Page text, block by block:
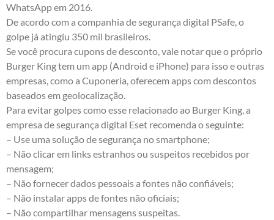
WhatsApp em 2016.
De acordo com a companhia de segurança digital PSafe, o
golpe já atingiu 350 mil brasileiros.
Se você procura cupons de desconto, vale notar que o próprio
Burger King tem um app (Android e iPhone) para isso e outras
empresas, como a Cuponeria, oferecem apps com descontos
baseados em geolocalização.
Para evitar golpes como esse relacionado ao Burger King, a
empresa de segurança digital Eset recomenda o seguinte:
– Use uma solução de segurança no smartphone;
– Não clicar em links estranhos ou suspeitos recebidos por
mensagem;
– Não fornecer dados pessoais a fontes não confiáveis;
– Não instalar apps de fontes não oficiais;
– Não compartilhar mensagens suspeitas.